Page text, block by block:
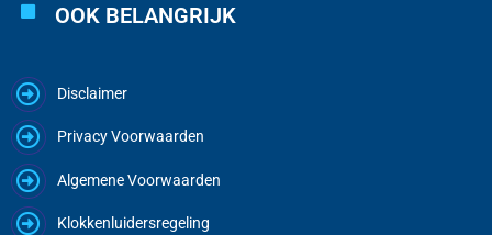
OOK BELANGRIJK
Disclaimer
Privacy Voorwaarden
Algemene Voorwaarden
Klokkenluidersregeling